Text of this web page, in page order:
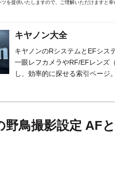
を提供いたしますので、ご理解いただけますと幸
キヤノン大全
キヤノンのRシステムとEFシス
一眼レフカメラやRF/EFレンズ
し、効率的に探せる索引ページ
野鳥撮影設定 AF